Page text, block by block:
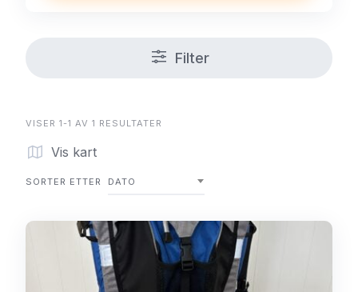
Filter
VISER 1-1 AV 1 RESULTATER
Vis kart
SORTER ETTER DATO